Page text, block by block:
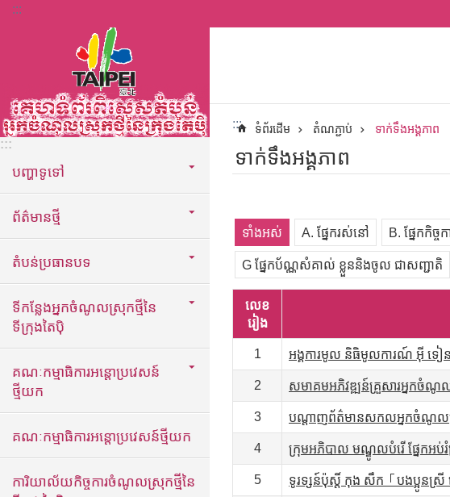
ទៅកាន់មាតិកាប្លុកមាតិកាសំខាន់
:::
:::
បញ្ហាទូទៅ
ព័ត៌មានថ្មី
តំបន់ប្រធានបទ
ទីកន្លែងអ្នកចំណូលស្រុកថ្មីនៃ
ទីក្រុងតៃប៉ិ
គណៈកម្មាធិការអន្តោប្រវេសន៍
ថ្មីយក
គណៈកម្មាធិការអន្តោប្រវេសន៍ថ្មីយក
ការិយាល័យកិច្ចការចំណូលស្រុកថ្មីនៃ
::: ទំព័រដើម តំណភ្ជាប់ ទាក់ទឹងអង្គភាព
ទាក់ទឹងអង្គភាព
ទាំងអស់ A. ផ្នែករស់នៅ B. ផ្នែកកិច្ចក
G ផ្នែកប័ណ្ណសំគាល់ ខ្លួននិងចូល ជាសញ្ជាតិ
លេខ
រៀង
1 អង្គការមូល និធិមូលការណ៍ អ៊ី ទៀន
2 សមាគមអភិវឌ្ឍន៍គ្រួសារអ្នកចំណូ
3 បណ្តាញព័ត៌មានសកលអ្នកចំណូល
4 ក្រុមអភិបាល មណ្ឌូលបំរើ ផ្នែកអប់រំ
5 ទូរទ្សន៍ប៉ុស្តិ៍ កុង សឹក「បងប្អូនស្រី